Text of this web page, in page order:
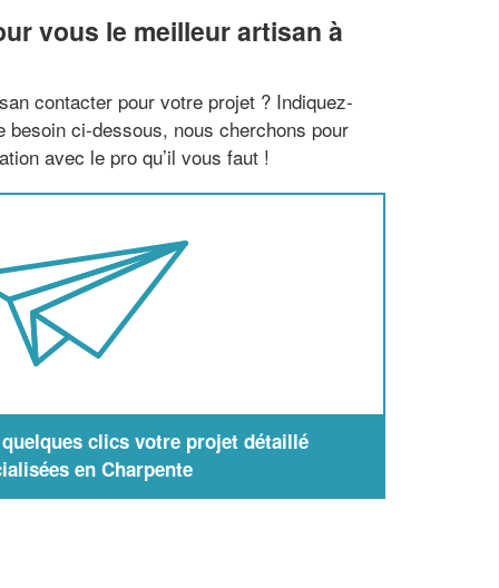
vous le meilleur artisan à
contacter pour votre projet ? Indiquez-
besoin ci-dessous, nous cherchons pour
avec le pro qu’il vous faut !
clics votre projet détaillé
en Charpente